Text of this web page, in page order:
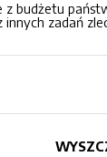
budżetu
innych zadań